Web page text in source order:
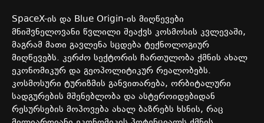
SpaceX-ის და Blue Origin-ის მიღწევები
მნიშვნელოვანი წვლილი შეაქვს კოსმოსის კვლევაში,
მაგრამ მათი გავლენა სცდება ტექნოლოგიურ
მიღწევებს. კერძო სექტორის ჩართულობა ქმნის ახალ
ეკონომიკურ და გეოპოლიტიკურ რეალობებს.
კოსმოსური ტურიზმის განვითარება, ორბიტალური
სადგურების მშენებლობა და ასტეროიდებიდან
რესურსების მოპოვება ახალ ბაზრებს ხსნის, რაც